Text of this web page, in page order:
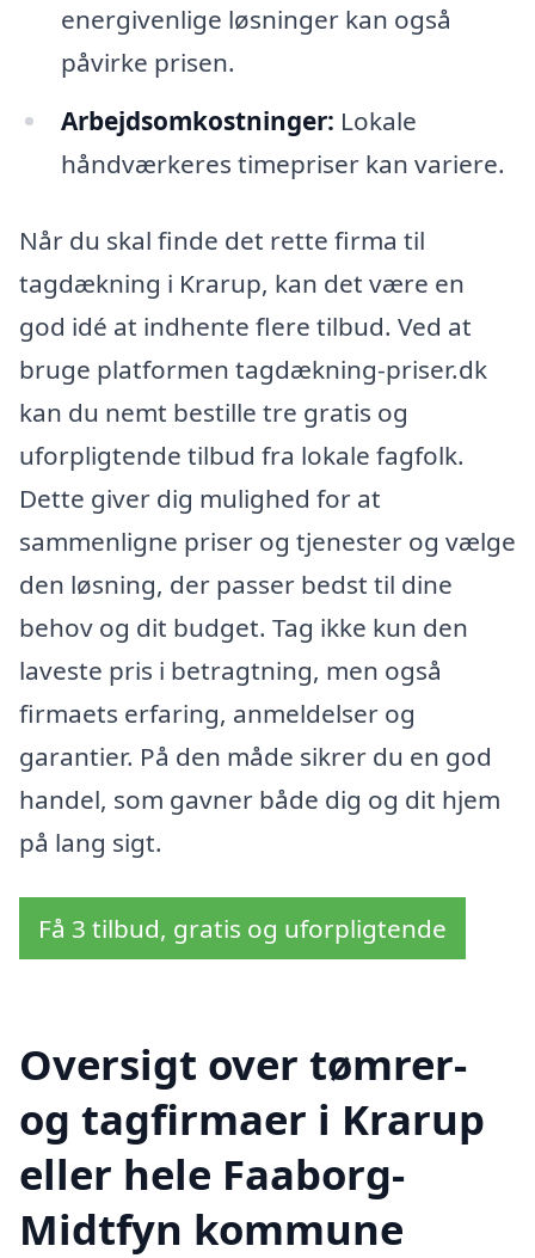
energivenlige løsninger kan også
påvirke prisen.
Arbejdsomkostninger: Lokale
håndværkeres timepriser kan variere.
Når du skal finde det rette firma til
tagdækning i Krarup, kan det være en
god idé at indhente flere tilbud. Ved at
bruge platformen tagdækning-priser.dk
kan du nemt bestille tre gratis og
uforpligtende tilbud fra lokale fagfolk.
Dette giver dig mulighed for at
sammenligne priser og tjenester og vælge
den løsning, der passer bedst til dine
behov og dit budget. Tag ikke kun den
laveste pris i betragtning, men også
firmaets erfaring, anmeldelser og
garantier. På den måde sikrer du en god
handel, som gavner både dig og dit hjem
på lang sigt.
Få 3 tilbud, gratis og uforpligtende
Oversigt over tømrer-
og tagfirmaer i Krarup
eller hele Faaborg-
Midtfyn kommune